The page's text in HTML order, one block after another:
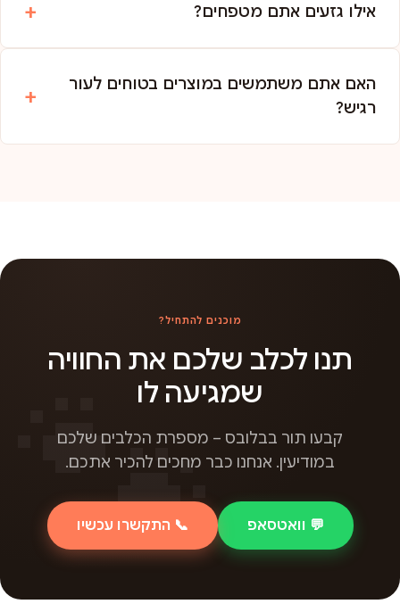
אילו גזעים אתם מטפחים?
האם אתם משתמשים במוצרים בטוחים לעור
רגיש?
מוכנים להתחיל?
תנו לכלב שלכם את החוויה
שמגיעה לו
קבעו תור בבלובס – מספרת הכלבים שלכם
במודיעין. אנחנו כבר מחכים להכיר אתכם.
💬 וואטסאפ 📞 התקשרו עכשיו